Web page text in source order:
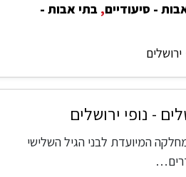
- סיעודיים, בתי אבות -
ירושלים
- נופי ירושלים
מחלקה המיועדת לבני הגיל השלישי